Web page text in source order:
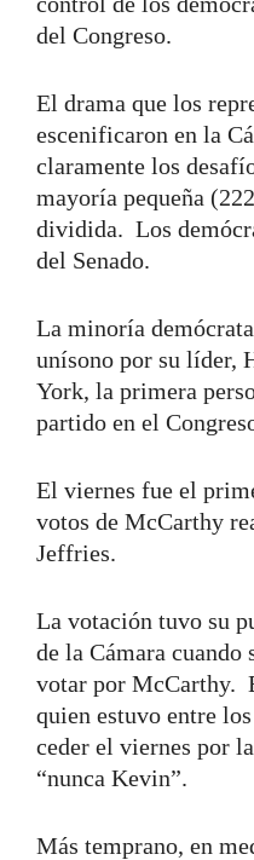
del Congreso.
El drama que los
escenificaron en la
claramente los
mayoría pequeña
dividida. Los
del Senado.
La minoría
unísono por su líder,
York, la primera
partido en el
El viernes fue el
votos de McCarthy
Jeffries.
La votación tuvo su
de la Cámara cuando
votar por McCarthy.
quien estuvo entre
ceder el viernes por
“nunca Kevin”.
Más temprano, en